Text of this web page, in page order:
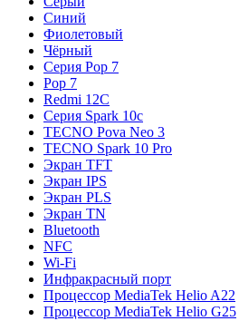
Синий
Фиолетовый
Чёрный
Серия Pop 7
Pop 7
Redmi 12C
Серия Spark 10c
TECNO Pova Neo 3
TECNO Spark 10 Pro
Экран TFT
Экран IPS
Экран PLS
Экран TN
Bluetooth
NFC
Wi-Fi
Инфракрасный порт
Процессор MediaTek Helio A22
Процессор MediaTek Helio G25